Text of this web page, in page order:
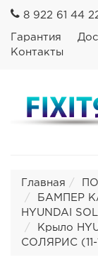
8 922 61 44
Гарантия
Контакты
Главная
БАМПЕР
HYUNDAI
Крыло
СОЛЯРИС (11-